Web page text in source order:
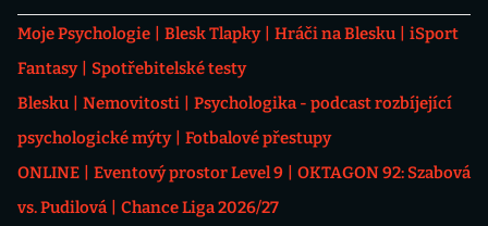
Moje Psychologie Blesk Tlapky Hráči na Blesku
iSport
Fantasy
Spotřebitelské testy
Blesku
Nemovitosti
Psychologika - podcast rozbíjející
psychologické mýty
Fotbalové přestupy
ONLINE
Eventový prostor Level 9
OKTAGON 92: Szabová
vs. Pudilová
Chance Liga 2026/27